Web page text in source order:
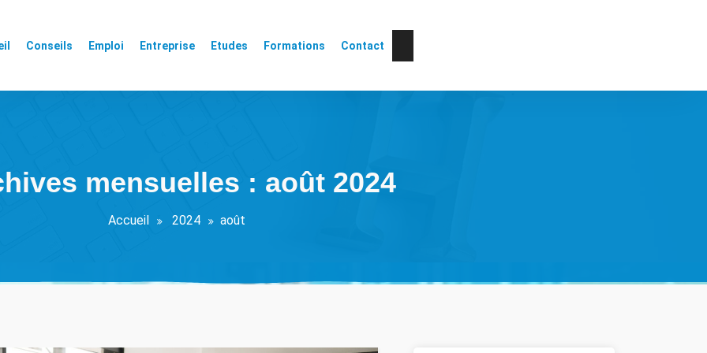
Conseils Emploi Entreprise Etudes Formations Contact
mensuelles : août 2024
Accueil 2024 août